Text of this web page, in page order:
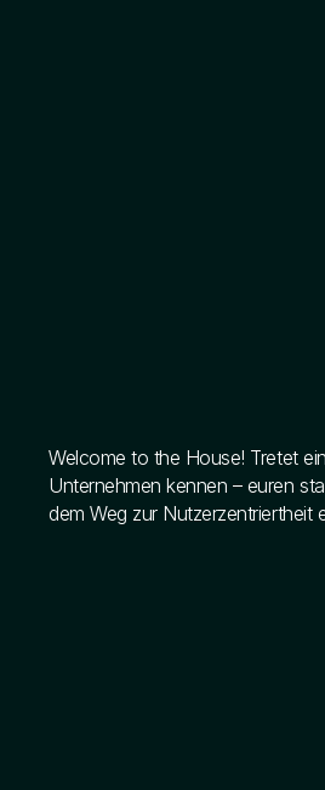
Welcome to the House! Tretet
Unternehmen kennen – euren
dem Weg zur Nutzerzentriertheit